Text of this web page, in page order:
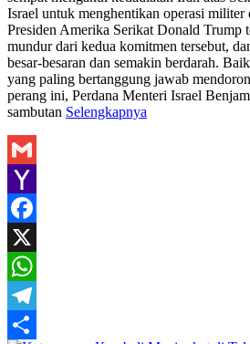
Israel untuk menghentikan operasi militer
Presiden Amerika Serikat Donald Trump
mundur dari kedua komitmen tersebut,
besar-besaran dan semakin berdarah.
yang paling bertanggung jawab
perang ini, Perdana Menteri Israel
sambutan Selengkapnya
Gmail
Yahoo
Mail
Facebook
X
WhatsApp
Telegram